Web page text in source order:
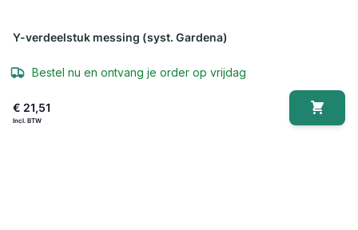
Y-verdeelstuk messing (syst. Gardena)
Bestel nu en ontvang je order op vrijdag
€ 21,51